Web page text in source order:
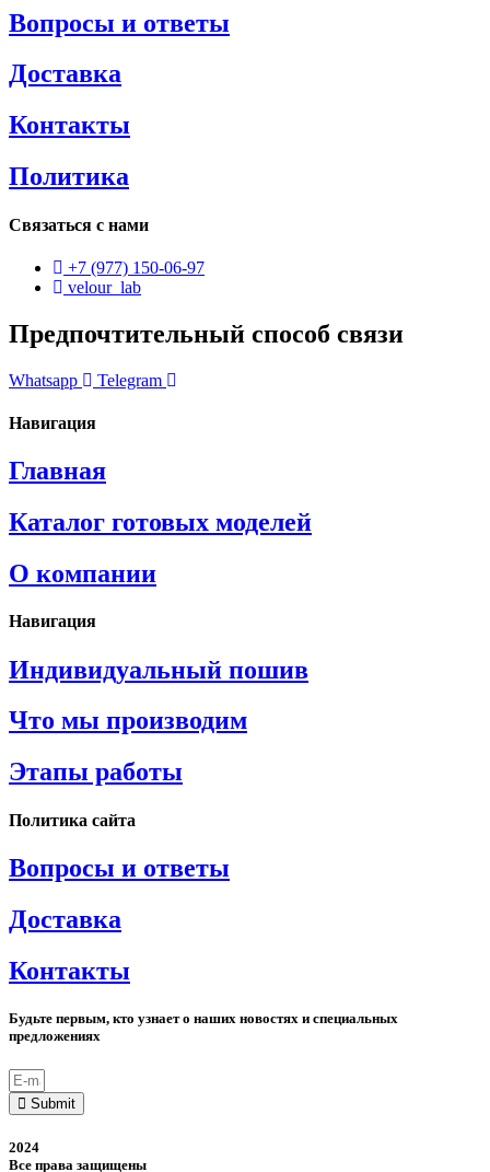
Вопросы и ответы
Доставка
Контакты
Политика
Связаться с нами
+7 (977) 150-06-97
velour_lab
Предпочтительный способ связи
Whatsapp Telegram
Навигация
Главная
Каталог готовых моделей
О компании
Навигация
Индивидуальный пошив
Что мы производим
Этапы работы
Политика сайта
Вопросы и ответы
Доставка
Контакты
Будьте первым, кто узнает о наших новостях и специальных
предложениях
Submit
2024
Все права защищены